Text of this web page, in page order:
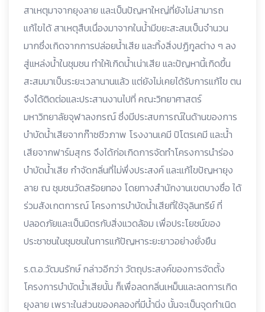
สาเหตุมาจากยุงลาย และเป็นปัญหาใหญ่ที่ยังไม่สามารถ
แก้ไขได้ สาเหตุสืบเนื่องมาจากในน้ำมีขยะสะสมเป็นจำนวน
มากซึ่งเกิดจากการปล่อยน้ำเสีย และทิ้งสิ่งปฏิกูลต่าง ๆ ลง
สู่แหล่งน้ำในชุมชน ทำให้เกิดน้ำเน่าเสีย และปัญหานี้เกิดขึ้น
สะสมมาเป็นระยะเวลานานแล้ว แต่ยังไม่เคยได้รับการแก้ไข ตน
จึงได้ติดต่อและประสานงานไปที่ คณะวิทยาศาสตร์
มหาวิทยาลัยจุฬาลงกรณ์ ซึ่งมีประสบการณ์ในด้านของการ
บำบัดน้ำเสียจากก๊าซชีวภาพ โรงงานเคมี ปิโตรเคมี และน้ำ
เสียจากฟาร์มสุกร จึงได้ก่อเกิดการจัดทำโครงการนำร่อง
บำบัดน้ำเสีย กำจัดกลิ่นที่ไม่พึ่งประสงค์ และแก้ไขปัญหายุง
ลาย ณ ชุมชนวัดสร้อยทอง โดยทางสำนักงานเขตบางซื่อ ได้
ร่วมสังเกตการณ์ โครงการบำบัดน้ำเสียที่ใช้จุลินทรีย์ ที่
ปลอดภัยและเป็นมิตรกับสิ่งแวดล้อม เพื่อประโยชน์ของ
ประชาชนในชุมชนในการแก้ปัญหาระยะยาวอย่างยั่งยืน
ร.ต.อ.วัฒนรักษ์ กล่าวอีกว่า วัตถุประสงค์ของการจัดตั้ง
โครงการบำบัดน้ำเสียนั้น ก็เพื่อลดกลิ่นเหม็นและลดการเกิด
ยุงลาย เพราะในส่วนของคลองที่มีน้ำนิ่ง นั้นจะเป็นจุดกำเนิด